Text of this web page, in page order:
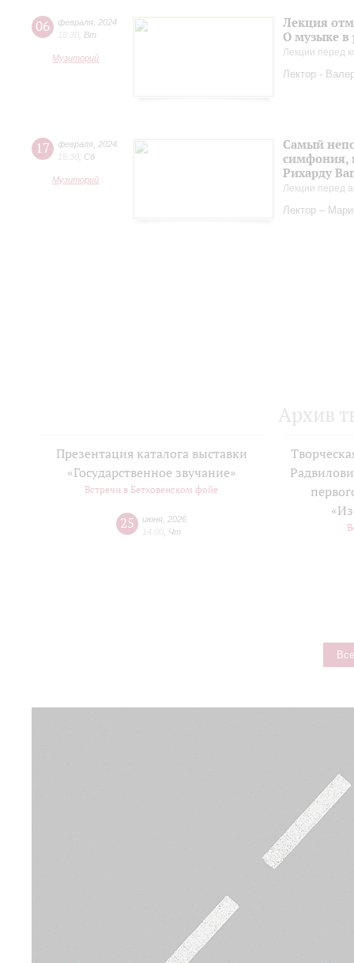
06 февраля 2024
18:30 Вт
Музиторий
Лекция
О музыке в
Лекции перед
Лектор -
17 февраля 2024
18:30 Сб
Музиторий
Самый
симфония,
Рихарду
Лекции перед
Лектор –
Архив
Презентация каталога выставки
«Государственное звучание»
Встречи в Бетховенском фойе
25 июня 2026
14:00 Чт